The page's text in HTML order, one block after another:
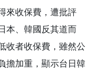
來收保費，遭批評
本、韓國反其道而
收者收保費，雖然公
擔加重，顯示台日韓